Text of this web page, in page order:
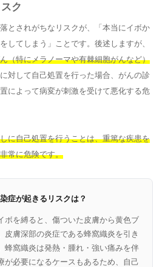
ク
とされがちなリスクが、「本当にイボか
してしまう」ことです。後述しますが、
（特にメラノーマや有棘細胞がんなど）
対して自己処置を行った場合、がんの診
によって病変が刺激を受けて悪化する危
に自己処置を行うことは、重篤な疾患を
常に危険です。
症が起きるリスクは？
ボを縛ると、傷ついた皮膚から黄色ブ
皮膚深部の炎症である蜂窩織炎を引き
蜂窩織炎は発熱・腫れ・強い痛みを伴
が必要になるケースもあるため、自己